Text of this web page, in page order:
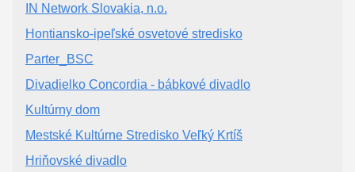
IN Network Slovakia, n.o.
Hontiansko-ipeľské osvetové stredisko
Parter_BSC
Divadielko Concordia - bábkové divadlo
Kultúrny dom
Mestské Kultúrne Stredisko Veľký Krtíš
Hriňovské divadlo